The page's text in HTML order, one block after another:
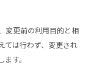
変更前の利用目的と相
ては行わず、変更され
す。